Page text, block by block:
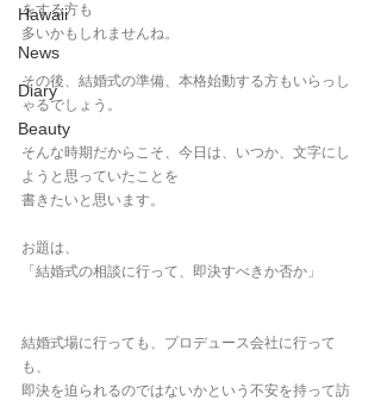
Hawaii
News
Diary
Beauty
をする方も
多いかもしれませんね。
その後、結婚式の準備、本格始動する方もいらっし
ゃるでしょう。
そんな時期だからこそ、今日は、いつか、文字にし
ようと思っていたことを
書きたいと思います。
お題は、
「結婚式の相談に行って、即決すべきか否か」
結婚式場に行っても、プロデュース会社に行って
も、
即決を迫られるのではないかという不安を持って訪